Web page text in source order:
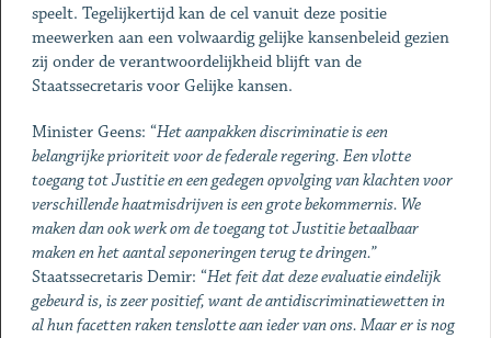
speelt. Tegelijkertijd kan de cel vanuit deze positie
meewerken aan een volwaardig gelijke kansenbeleid gezien
zij onder de verantwoordelijkheid blijft van de
Staatssecretaris voor Gelijke kansen.
Minister Geens: “Het aanpakken discriminatie is een
belangrijke prioriteit voor de federale regering. Een vlotte
toegang tot Justitie en een gedegen opvolging van klachten voor
verschillende haatmisdrijven is een grote bekommernis. We
maken dan ook werk om de toegang tot Justitie betaalbaar
maken en het aantal seponeringen terug te dringen.”
Staatssecretaris Demir: “Het feit dat deze evaluatie eindelijk
gebeurd is, is zeer positief, want de antidiscriminatiewetten in
al hun facetten raken tenslotte aan ieder van ons. Maar er is nog